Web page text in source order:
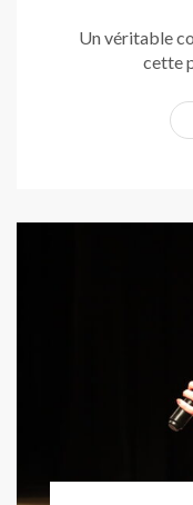
Un véritable
cette